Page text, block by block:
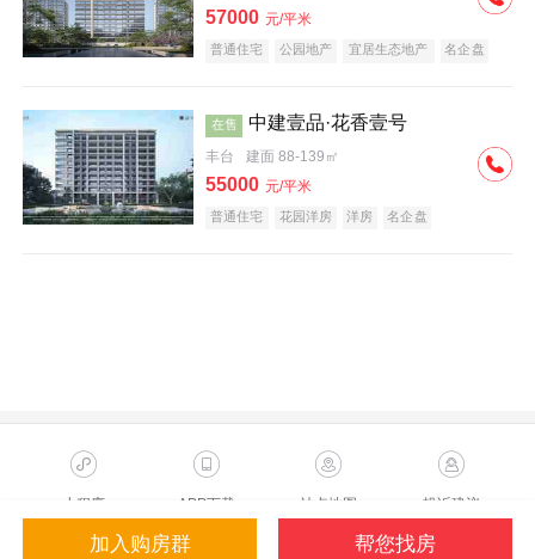
57000 元/平米
普通住宅 公园地产 宜居生态地产 名企盘
在售 中建壹品·花香壹号
丰台 建面 88-139㎡
55000 元/平米
普通住宅 花园洋房 洋房 名企盘
加入购房群 帮您找房
小程序 APP下载 站点地图 投诉建议